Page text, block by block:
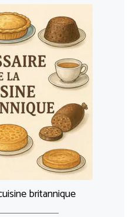
britannique